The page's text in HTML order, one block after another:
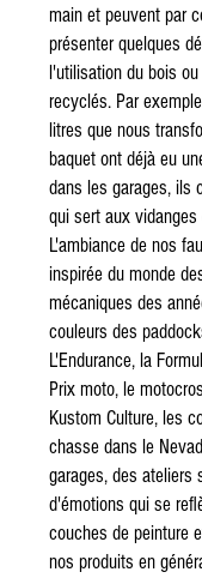
main et peuvent par
présenter quelques
l'utilisation du bois
recyclés. Par
litres que nous
baquet ont déjà eu
dans les garages, ils
qui sert aux
L'ambiance de nos
inspirée du monde
mécaniques des
couleurs des
L'Endurance, la
Prix moto, le
Kustom Culture, les
chasse dans le
garages, des ateliers
d'émotions qui se
couches de peinture
nos produits en